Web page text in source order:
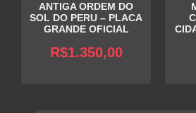
ANTIGA ORDEM DO
SOL DO PERU – PLACA
GRANDE OFICIAL
R$1.350,00